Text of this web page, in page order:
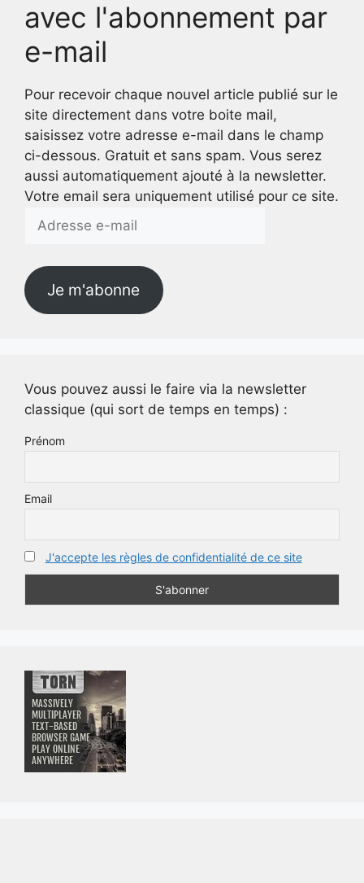
avec l'abonnement par
e-mail
Pour recevoir chaque nouvel article publié sur le
site directement dans votre boite mail,
saisissez votre adresse e-mail dans le champ
ci-dessous. Gratuit et sans spam. Vous serez
aussi automatiquement ajouté à la newsletter.
Votre email sera uniquement utilisé pour ce site.
Adresse
Je m'abonne
Vous pouvez aussi le faire via la newsletter
classique (qui sort de temps en temps) :
Prénom
Email
J'accepte les règles de confidentialité de ce site